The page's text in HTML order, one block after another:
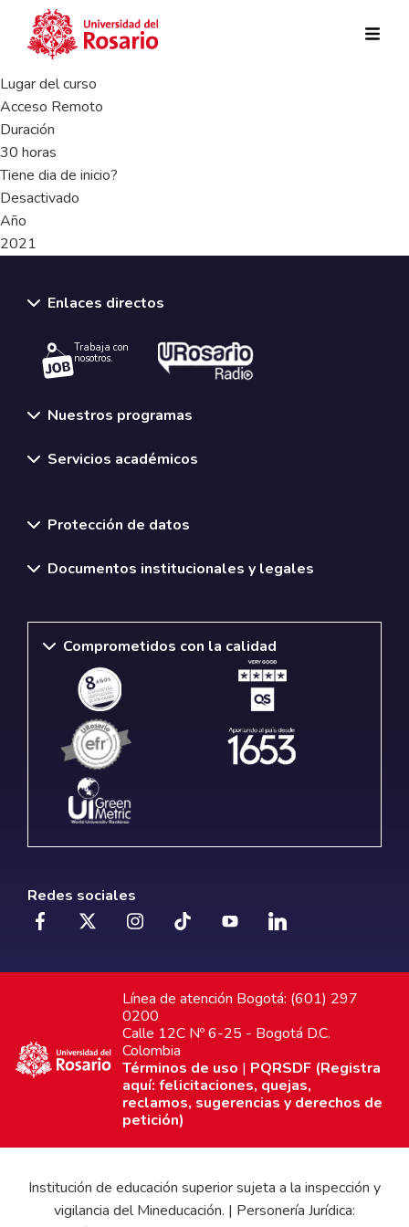
Pasar al contenido principal
Lugar del curso
Acceso Remoto
Duración
30 horas
Tiene dia de inicio?
Desactivado
Año
2021
Enlaces directos
Trabaja con
nosotros.
Nuestros programas
Servicios académicos
Protección de datos
Documentos institucionales y legales
Comprometidos con la calidad
Redes sociales
Línea de atención Bogotá: (601) 297
0200
Calle 12C Nº 6-25 - Bogotá D.C.
Colombia
Términos de uso | PQRSDF (Registra
aquí: felicitaciones, quejas,
reclamos, sugerencias y derechos de
petición)
Institución de educación superior sujeta a la inspección y
vigilancia del Mineducación. | Personería Jurídica: